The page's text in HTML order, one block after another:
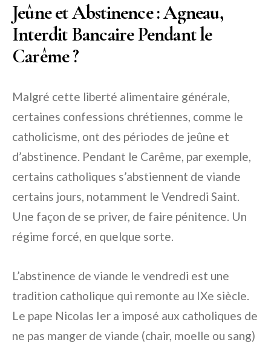
Jeûne et Abstinence : Agneau,
Interdit Bancaire Pendant le
Carême ?
Malgré cette liberté alimentaire générale,
certaines confessions chrétiennes, comme le
catholicisme, ont des périodes de jeûne et
d’abstinence. Pendant le Carême, par exemple,
certains catholiques s’abstiennent de viande
certains jours, notamment le Vendredi Saint.
Une façon de se priver, de faire pénitence. Un
régime forcé, en quelque sorte.
L’abstinence de viande le vendredi est une
tradition catholique qui remonte au IXe siècle.
Le pape Nicolas Ier a imposé aux catholiques de
ne pas manger de viande (chair, moelle ou sang)